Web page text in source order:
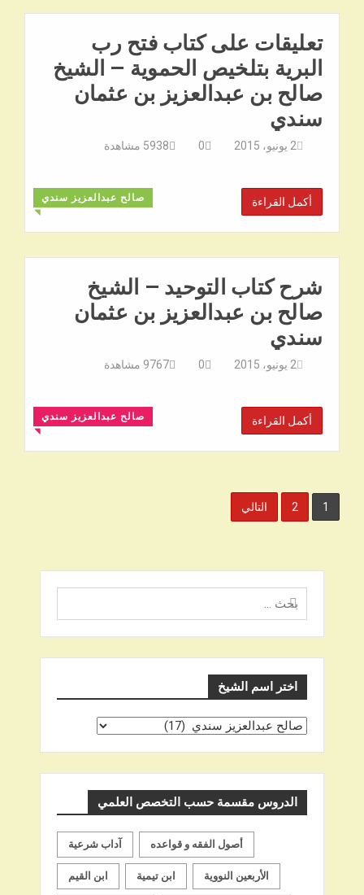
تعليقات على كتاب فتح رب
البرية بتلخيص الحموية – الشيخ
صالح بن عبدالعزيز بن عثمان
سندي
2 يونيو، 2015 0
5938 مشاهدة
صالح عبدالعزيز سندي
◥
أكمل القراءة
شرح كتاب التوحيد – الشيخ
صالح بن عبدالعزيز بن عثمان
سندي
2 يونيو، 2015 0
9767 مشاهدة
صالح عبدالعزيز سندي
◥
أكمل القراءة
تعدد
1
2 التالي
البحث
عن
اختر اسم الشيخ
اختر
الدروس مقسمة حسب التخصص العلمي
آداب شرعية أصول الفقه و قواعده
ابن القيم ابن تيمية الأربعين النووية